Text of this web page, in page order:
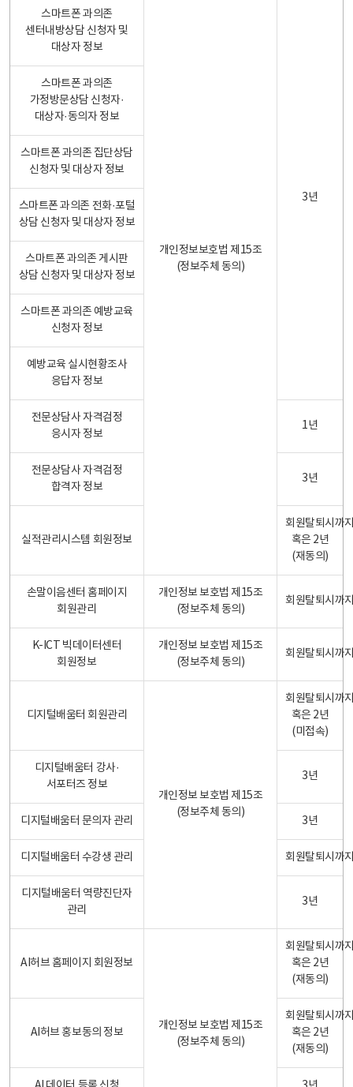
개인정보보호법 제15조
(정보주체 동의)
스마트폰 과의존
센터내방상담 신청자 및
대상자 정보
3년
스마트폰 과의존
가정방문상담 신청자·
대상자·동의자 정보
스마트폰 과의존 집단상담
신청자 및 대상자 정보
스마트폰 과의존 전화·포털
상담 신청자 및 대상자 정보
스마트폰 과의존 게시판
상담 신청자 및 대상자 정보
스마트폰 과의존 예방교육
신청자 정보
예방교육 실시현황조사
응답자 정보
전문상담사 자격검정
응시자 정보
1년
전문상담사 자격검정
합격자 정보
3년
실적관리시스템 회원정보
회원탈퇴시까
혹은 2년
(재동의)
손말이음센터 홈페이지
회원관리
개인정보 보호법 제15조
(정보주체 동의)
회원탈퇴시까
K-ICT 빅데이터센터
회원정보
개인정보 보호법 제15조
(정보주체 동의)
회원탈퇴시까
디지털배움터 회원관리
개인정보 보호법 제15조
(정보주체 동의)
회원탈퇴시까
혹은 2년
(미접속)
디지털배움터 강사·
서포터즈 정보
3년
디지털배움터 문의자 관리 3년
디지털배움터 수강생 관리 회원탈퇴시까
디지털배움터 역량진단자
관리
3년
AI허브 홈페이지 회원정보
개인정보 보호법 제15조
(정보주체 동의)
회원탈퇴시까
혹은 2년
(재동의)
AI허브 홍보동의 정보
회원탈퇴시까
혹은 2년
(재동의)